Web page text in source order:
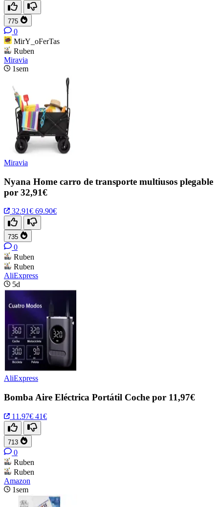
775
0
MirY_oFerTas
Ruben
Miravia
1sem
Miravia
Nyana Home carro de transporte multiusos plegable
por 32,91€
32.91€ 69.90€
735
0
Ruben
Ruben
AliExpress
5d
AliExpress
Bomba Aire Eléctrica Portátil Coche por 11,97€
11.97€ 41€
713
0
Ruben
Ruben
Amazon
1sem